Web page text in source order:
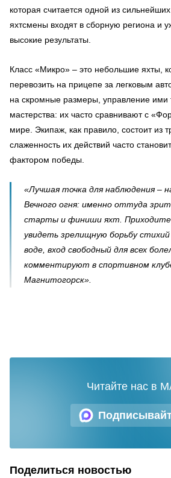
которая считается одной из
яхтсмены входят в сборную региона и
высокие результаты.
Класс «Микро» – это небольшие яхты,
перевозить на прицепе за легковым
на скромные размеры, управление ими
мастерства: их часто сравнивают с
мире. Экипаж, как правило, состоит из
слаженность их действий часто
фактором победы.
«Лучшая точка для наблюдения –
Вечного огня: именно оттуда
старты и финиши яхт. Приходите
увидеть зрелищную борьбу
воде, вход свободный для всех
комментируют в спортивном
Магнитогорск».
Читайте нас в
Поделиться новостью